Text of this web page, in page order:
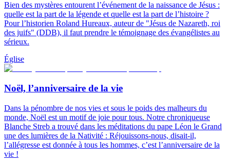
Bien des mystères entourent l’événement de la naissance de Jésus :
quelle est la part de la légende et quelle est la part de l’histoire ?
Pour l’historien Roland Hureaux, auteur de "Jésus de Nazareth, roi
des juifs" (DDB), il faut prendre le témoignage des évangélistes au
sérieux.
Église
Noël, l’anniversaire de la vie
Dans la pénombre de nos vies et sous le poids des malheurs du
monde, Noël est un motif de joie pour tous. Notre chroniqueuse
Blanche Streb a trouvé dans les méditations du pape Léon le Grand
une des lumières de la Nativité : Réjouissons-nous, disait-il,
l’allégresse est donnée à tous les hommes, c’est l’anniversaire de la
vie !